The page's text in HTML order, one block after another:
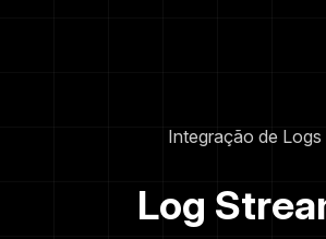
Integração de Logs
Log